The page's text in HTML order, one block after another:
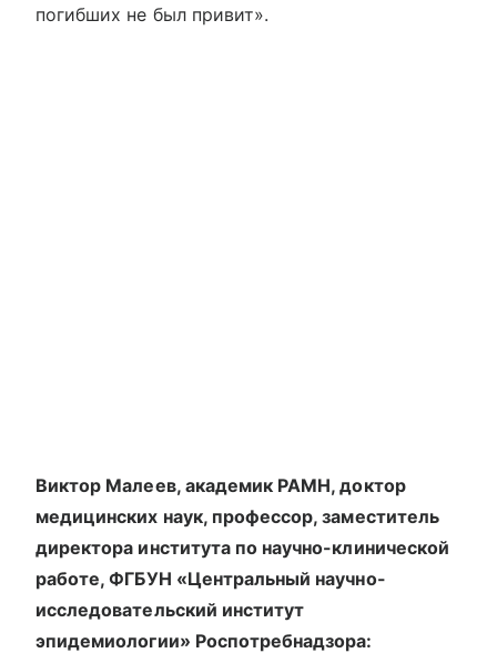
погибших не был привит».
Виктор Малеев, академик РАМН, доктор
медицинских наук, профессор, заместитель
директора института по научно-клинической
работе, ФГБУН «Центральный научно-
исследовательский институт
эпидемиологии» Роспотребнадзора: